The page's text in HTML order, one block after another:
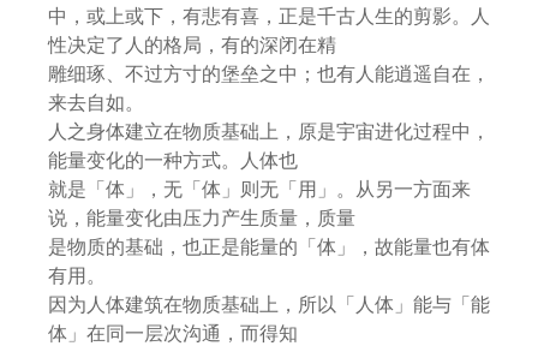
中，或上或下，有悲有喜，正是千古人生的剪影。人
性决定了人的格局，有的深闭在精
雕细琢、不过方寸的堡垒之中；也有人能逍遥自在，
来去自如。
人之身体建立在物质基础上，原是宇宙进化过程中，
能量变化的一种方式。人体也
就是「体」，无「体」则无「用」。从另一方面来
说，能量变化由压力产生质量，质量
是物质的基础，也正是能量的「体」，故能量也有体
有用。
因为人体建筑在物质基础上，所以「人体」能与「能
体」在同一层次沟通，而得知